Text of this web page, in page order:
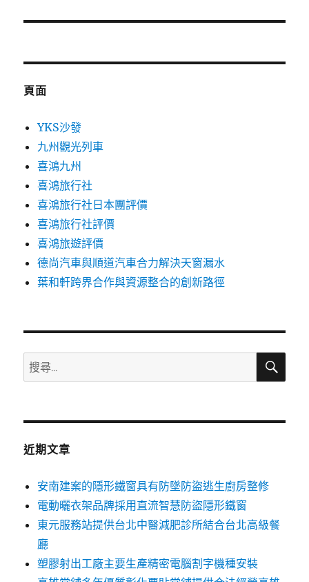
文
頁面
YKS沙發
九州觀光列車
喜鴻九州
喜鴻旅行社
喜鴻旅行社日本團評價
喜鴻旅行社評價
喜鴻旅遊評價
德尚汽車與順道汽車合力解決天窗漏水
葉和軒跨界合作與資源整合的創新路徑
搜
尋
鍵
搜
近期文章
安南建案的隱形鐵窗具有防墜防盜逃生廚房整修
電動曬衣架品牌採用直流智慧防盜隱形鐵窗
東元服務站提供台北中醫減肥診所結合台北高級餐
廳
塑膠射出工廠主要生產精密電腦割字機種安裝